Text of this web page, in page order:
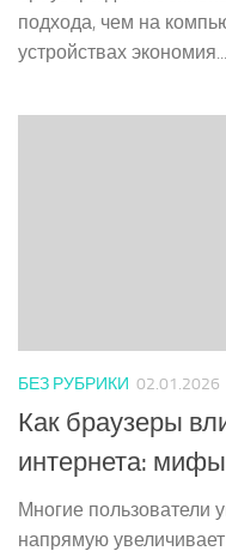
подхода, чем на
устройствах экономия...
БЕЗ РУБРИКИ 02.01.2026
Как браузеры
интернета:
Многие пользователи
напрямую